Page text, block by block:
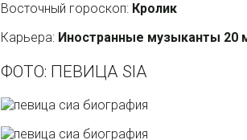
Восточный гороскоп: Кролик
Карьера: Иностранные музыканты 20
ФОТО: ПЕВИЦА SIA